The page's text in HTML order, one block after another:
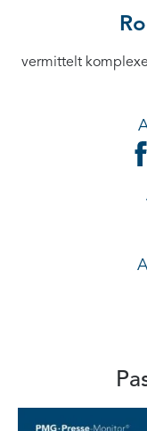
vermittelt